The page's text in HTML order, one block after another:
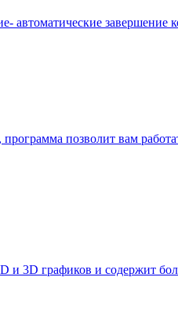
автоматические завершение
позволит вам
и 3D графиков и содержит